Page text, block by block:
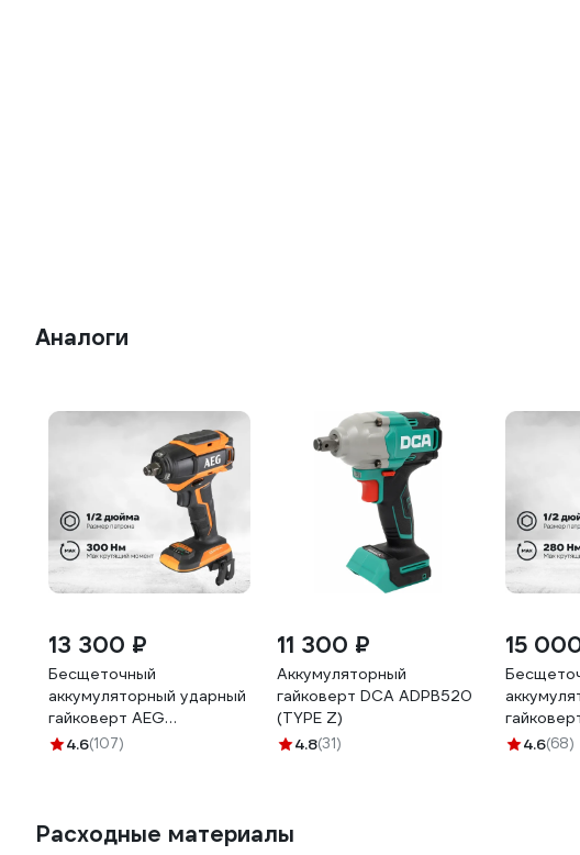
Аналоги
13 300 ₽
Бесщеточный
аккумуляторный ударный
гайковерт AEG
BSS18C12ZB6-0
4.6(107)
11 300 ₽
Аккумуляторный
гайковерт DCA ADPB520
(TYPE Z)
4.8(31)
15
AEG
4.6(68)
Расходные материалы